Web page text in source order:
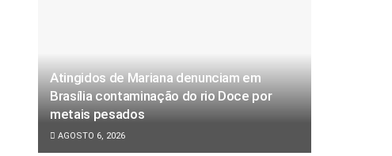
Atingidos de Mariana denunciam em
Brasília contaminação do rio Doce por
metais pesados
AGOSTO 6, 2026